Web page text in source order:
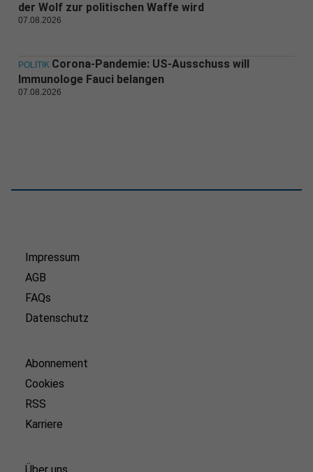
der Wolf zur politischen Waffe wird
07.08.2026
POLITIK Corona-Pandemie: US-Ausschuss will
Immunologe Fauci belangen
07.08.2026
Impressum
AGB
FAQs
Datenschutz
Abonnement
Cookies
RSS
Karriere